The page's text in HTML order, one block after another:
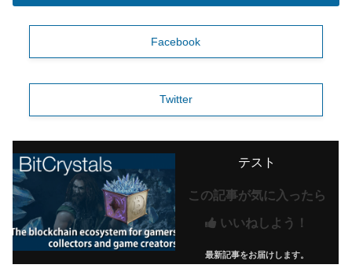
Facebook
Twitter
テスト
この記事が気に入ったら
いいねしよう！
最新記事をお届けします。